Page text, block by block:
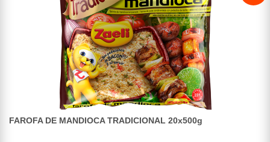
FAROFA DE MANDIOCA TRADICIONAL 20x500g